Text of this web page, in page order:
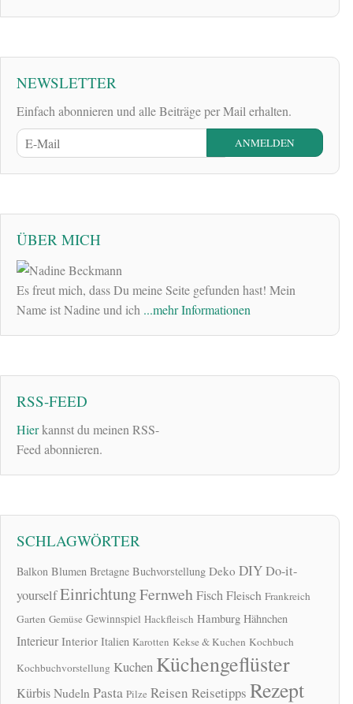
NEWSLETTER
Einfach abonnieren und alle Beiträge per Mail erhalten.
ÜBER MICH
Es freut mich, dass Du meine Seite gefunden hast! Mein
Name ist Nadine und ich ...mehr Informationen
RSS-FEED
Hierkannst du meinen RSS-
Feed abonnieren.
SCHLAGWÖRTER
Balkon Blumen Bretagne Buchvorstellung Deko DIYDo-it-
yourselfEinrichtungFernwehFischFleisch Frankreich
Garten Gemüse Gewinnspiel Hackfleisch Hamburg Hähnchen
Interieur Interior Italien Karotten Kekse & Kuchen Kochbuch
Kochbuchvorstellung Kuchen Küchengeflüster
KürbisNudeln Pasta Pilze Reisen Reisetipps Rezept